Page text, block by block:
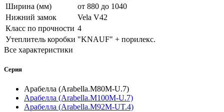
Ширина (мм)
от 880 до 1040
Нижний замок
Vela V42
Класс по прочности 4
Утеплитель коробки "KNAUF" + порилекс.
Все характеристики
Серия
Арабелла (Arabella.M80M-U.7)
Арабелла (Arabella.M100M-U.7)
Арабелла (Arabella.M92M-UT.4)